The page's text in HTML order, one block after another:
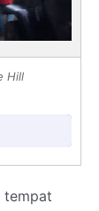
Hill
tempat